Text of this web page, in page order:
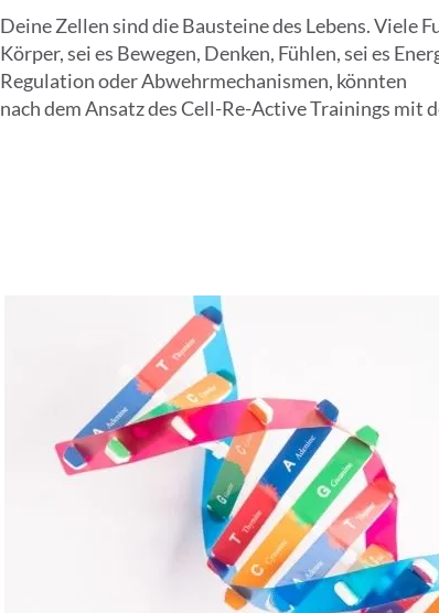
Deine Zellen sind die Bausteine des Lebens. Viele
Körper, sei es Bewegen, Denken, Fühlen, sei es
Regulation oder Abwehrmechanismen, könnten
nach dem Ansatz des Cell-Re-Active Trainings mit
Cell-Re-Active Training betrachtet den Körper als
ganzheitliches System, bei dem jede Zelle eine
spielt. Nach unserer Vorstellung von Gesundheit
wir nicht nur spezifische Aspekte betrachten,
Active Training ein umfassendes Wohlbefinden
nicht darum, einseitig Krankheiten zu behandeln,
noch Heilpraktiker sind. Vielmehr wollen wir, dass
zelluläre, mentale und emotionale
der gesunden Lebensführung kombiniert werden.